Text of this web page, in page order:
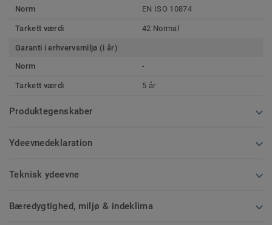
Norm
EN ISO 10874
Tarkett værdi 42 Normal
Garanti i erhvervsmiljø (i år)
Norm
-
Tarkett værdi 5 år
Produktegenskaber
Ydeevnedeklaration
Teknisk ydeevne
Bæredygtighed, miljø & indeklima